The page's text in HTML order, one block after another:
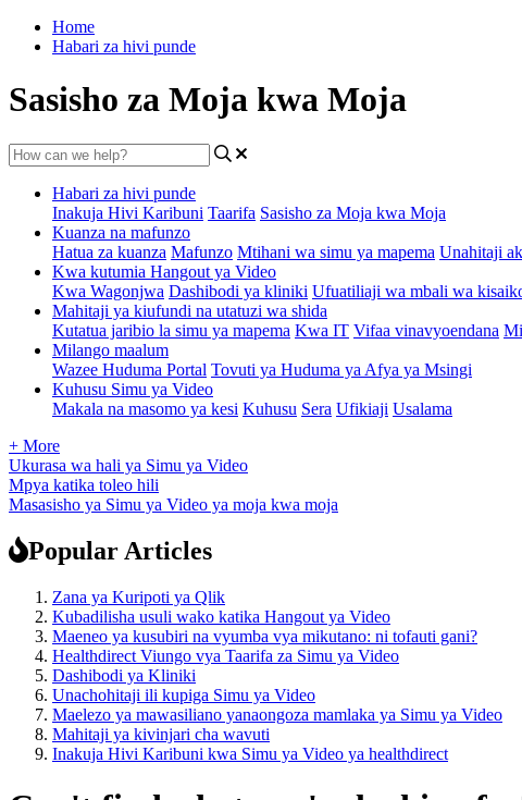
Home
Habari za hivi punde
Sasisho za Moja kwa Moja
Habari za hivi punde
Inakuja Hivi Karibuni Taarifa Sasisho za Moja kwa Moja
Kuanza na mafunzo
Hatua za kuanza Mafunzo Mtihani wa simu ya mapema Unahitaji
Kwa kutumia Hangout ya Video
Kwa Wagonjwa Dashibodi ya kliniki Ufuatiliaji wa mbali wa
Mahitaji ya kiufundi na utatuzi wa shida
Kutatua jaribio la simu ya mapema Kwa IT Vifaa vinavyoendana
Milango maalum
Wazee Huduma Portal Tovuti ya Huduma ya Afya ya Msingi
Kuhusu Simu ya Video
Makala na masomo ya kesi Kuhusu Sera Ufikiaji Usalama
+ More
Ukurasa wa hali ya Simu ya Video
Mpya katika toleo hili
Masasisho ya Simu ya Video ya moja kwa moja
Popular Articles
Zana ya Kuripoti ya Qlik
Kubadilisha usuli wako katika Hangout ya Video
Maeneo ya kusubiri na vyumba vya mikutano: ni tofauti gani?
Healthdirect Viungo vya Taarifa za Simu ya Video
Dashibodi ya Kliniki
Unachohitaji ili kupiga Simu ya Video
Maelezo ya mawasiliano yanaongoza mamlaka ya Simu ya Video
Mahitaji ya kivinjari cha wavuti
Inakuja Hivi Karibuni kwa Simu ya Video ya healthdirect